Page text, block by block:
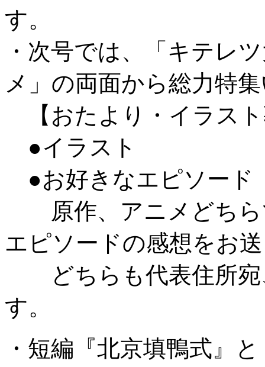
す。
・次号では、「キテレ
メ」の両面から総力特
【おたより・イラス
●イラスト
●お好きなエピソード
原作、アニメどちら
エピソードの感想をお
どちらも代表住所宛
す。
・短編『北京填鴨式』